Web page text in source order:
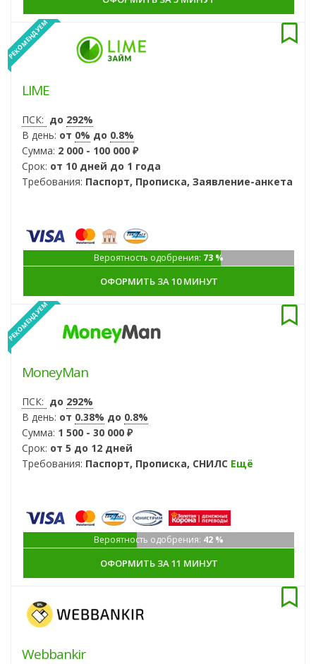
РЕКОМЕНДУЕМ
Вероятность одобрения: 73 %
LIME
ПСК: до 292%
В день: от 0% до 0.8%
Сумма: 2 000 - 100 000 ₽
Срок: от 10 дней до 1 года
Требования: Паспорт, Прописка, Заявление-анкета
ОФОРМИТЬ ЗА 10 МИНУТ
РЕКОМЕНДУЕМ
Вероятность одобрения: 42 %
MoneyMan
ПСК: до 292%
В день: от 0.38% до 0.8%
Сумма: 1 500 - 30 000 ₽
Срок: от 5 до 12 дней
Требования: Паспорт, Прописка, СНИЛС Ещё
ОФОРМИТЬ ЗА 11 МИНУТ
Webbankir